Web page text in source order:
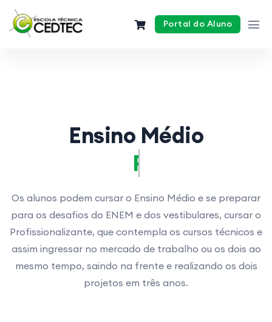
Portal do Aluno
Ensino Médio
EJA
Os alunos podem cursar o Ensino Médio e se preparar
para os desafios do ENEM e dos vestibulares, cursar o
Profissionalizante, que contempla os cursos técnicos e
assim ingressar no mercado de trabalho ou os dois ao
mesmo tempo, saindo na frente e realizando os dois
projetos em três anos.